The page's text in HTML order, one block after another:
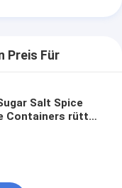
Preis Für
Salt Spice
Containers rüttelt